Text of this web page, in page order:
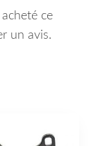
ce
un avis.